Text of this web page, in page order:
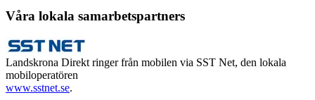
Våra lokala samarbetspartners
Landskrona Direkt ringer från mobilen via SST Net, den lokala
mobiloperatören
www.sstnet.se.